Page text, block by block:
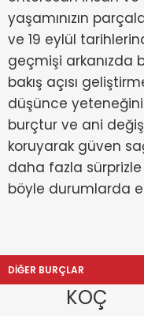
yaşamınızın
ve 19 eylül
geçmişi arkanızda
bakış açısı
düşünce
burçtur ve ani
koruyarak güven
daha fazla sürprizle
böyle durumlarda
DİĞER BURÇLAR
KOÇ